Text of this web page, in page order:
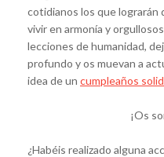
cotidianos los que lograrán
vivir en armonía y
lecciones de humanidad,
profundo y os muevan a
idea de un cumpleaños
¡Os
¿Habéis realizado alguna